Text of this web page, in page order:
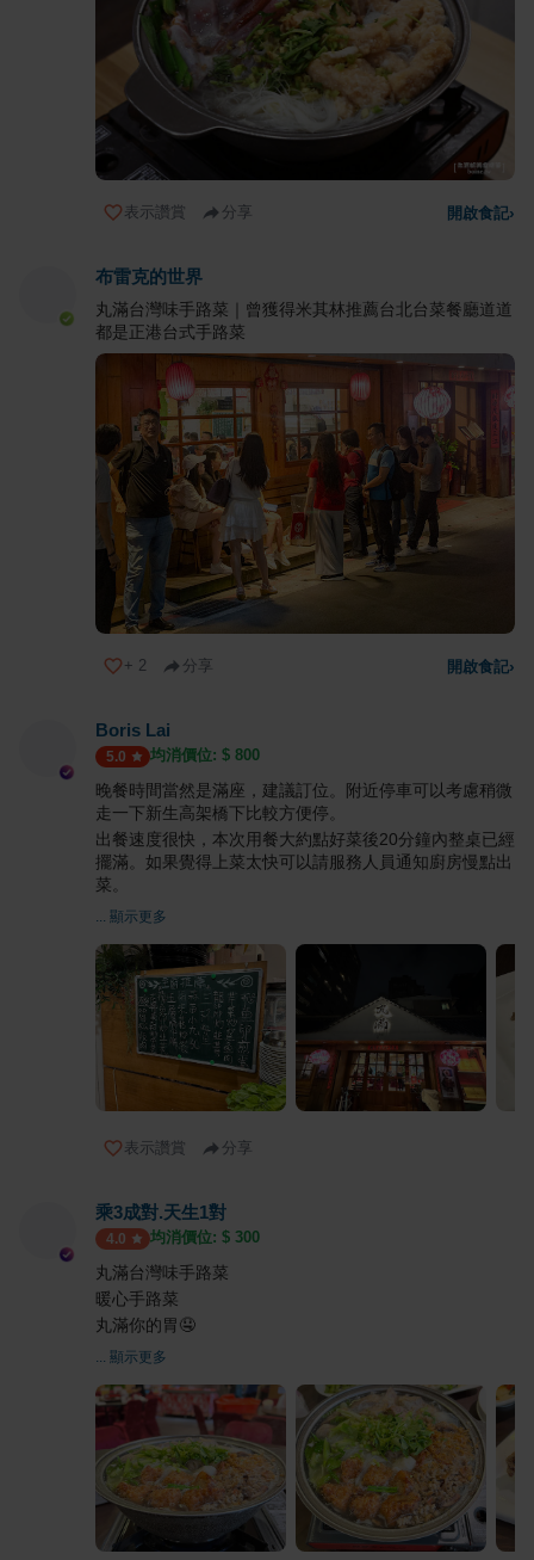
表示讚賞 分享 開啟食記›
布雷克的世界
丸滿台灣味手路菜｜曾獲得米其林推薦台北台菜餐廳道道
都是正港台式手路菜
+ 2 分享 開啟食記›
Boris Lai
5.0 均消價位: $ 800
晚餐時間當然是滿座，建議訂位。附近停車可以考慮稍微
走一下新生高架橋下比較方便停。
出餐速度很快，本次用餐大約點好菜後20分鐘內整桌已經
擺滿。如果覺得上菜太快可以請服務人員通知廚房慢點出
菜。
... 顯示更多
表示讚賞 分享
乘3成對.天生1對
4.0 均消價位: $ 300
丸滿台灣味手路菜
暖心手路菜
丸滿你的胃🤤
... 顯示更多